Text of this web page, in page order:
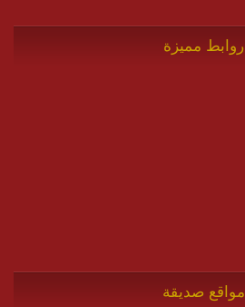
روابط مميزة
مواقع صديقة